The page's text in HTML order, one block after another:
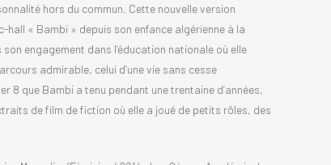
hors du commun. Cette nouvelle version
hall « Bambi » depuis son enfance algérienne à la
engagement dans l’éducation nationale où elle
admirable, celui d’une vie sans cesse
8 que Bambi a tenu pendant une trentaine d’années,
de film de fiction où elle a joué de petits rôles, des